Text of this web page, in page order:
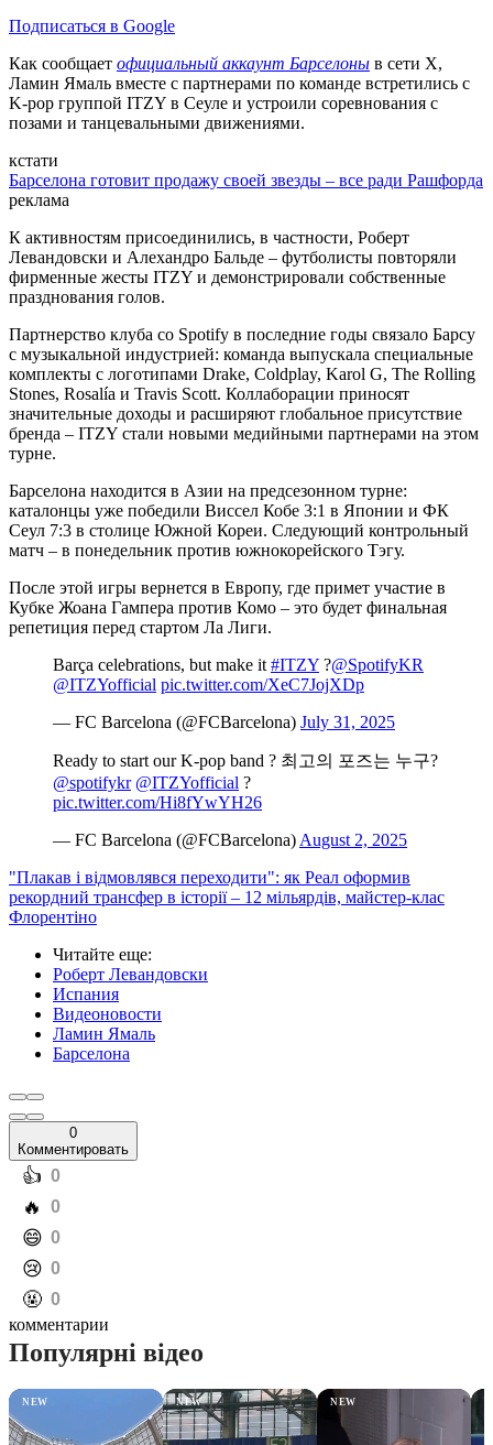
Подписаться в Google
Как сообщает официальный аккаунт Барселоны в сети Х,
Ламин Ямаль вместе с партнерами по команде встретились с
K-pop группой ITZY в Сеуле и устроили соревнования с
позами и танцевальными движениями.
кстати
Барселона готовит продажу своей звезды – все ради Рашфорда
реклама
К активностям присоединились, в частности, Роберт
Левандовски и Алехандро Бальде – футболисты повторяли
фирменные жесты ITZY и демонстрировали собственные
празднования голов.
Партнерство клуба со Spotify в последние годы связало Барсу
с музыкальной индустрией: команда выпускала специальные
комплекты с логотипами Drake, Coldplay, Karol G, The Rolling
Stones, Rosalía и Travis Scott. Коллаборации приносят
значительные доходы и расширяют глобальное присутствие
бренда – ITZY стали новыми медийными партнерами на этом
турне.
Барселона находится в Азии на предсезонном турне:
каталонцы уже победили Виссел Кобе 3:1 в Японии и ФК
Сеул 7:3 в столице Южной Кореи. Следующий контрольный
матч – в понедельник против южнокорейского Тэгу.
После этой игры вернется в Европу, где примет участие в
Кубке Жоана Гампера против Комо – это будет финальная
репетиция перед стартом Ла Лиги.
Barça celebrations, but make it#ITZY ?@SpotifyKR
@ITZYofficial pic.twitter.com/XeC7JojXDp
— FC Barcelona (@FCBarcelona) July 31, 2025
Ready to start our K-pop band ? 최고의 포즈는 누구?
@spotifykr @ITZYofficial ?
pic.twitter.com/Hi8fYwYH26
— FC Barcelona (@FCBarcelona)August 2, 2025
"Плакав і відмовлявся переходити": як Реал оформив
рекордний трансфер в історії – 12 мільярдів, майстер-клас
Флорентіно
Читайте еще:
Роберт Левандовски
Испания
Видеоновости
Ламин Ямаль
Барселона
0
Комментировать
️👍 0
️🔥 0
️😄 0
️😢 0
️🤬 0
комментарии